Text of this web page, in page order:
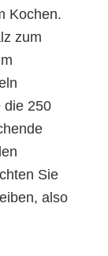
Kochen.
zum
die 250
Sie
also